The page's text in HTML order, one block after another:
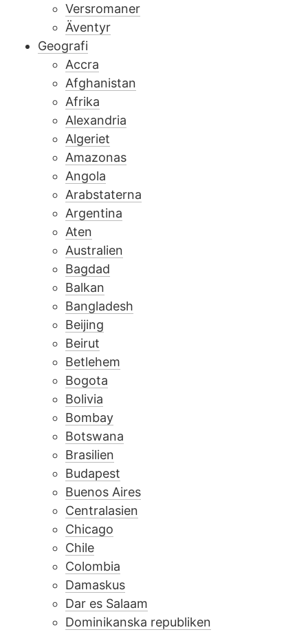
Versromaner
Äventyr
Geografi
Accra
Afghanistan
Afrika
Alexandria
Algeriet
Amazonas
Angola
Arabstaterna
Argentina
Aten
Australien
Bagdad
Balkan
Bangladesh
Beijing
Beirut
Betlehem
Bogota
Bolivia
Bombay
Botswana
Brasilien
Budapest
Buenos Aires
Centralasien
Chicago
Chile
Colombia
Damaskus
Dar es Salaam
Dominikanska republiken